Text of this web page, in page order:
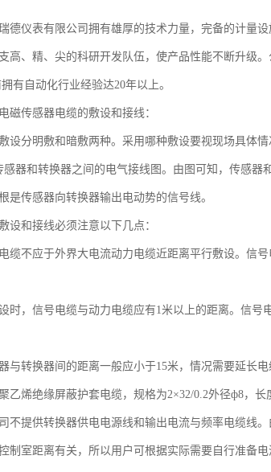
德仪表有限公司拥有雄厚的技术力量，完备的计量
高、精、尖的科研开发队伍，使产品性能不断升级
有自动化行业经验达20年以上。
磁传感器电缆的敷设和接线：
设分明敷和暗敷两种。采用哪种敷设要视现场具体情
感器和转换器之间的电气接线图。由图可知，传感
是传感器向转换器输出电动势的信号线。
设和接线必须注意以下几点：
缆不应于外界大电流动力电缆近距离平行敷设。信
时，信号电缆与动力电缆应有1米以上的距离。信号
与转换器间的距离一般应小于15米，情况需要延长
乙烯绝缘屏蔽护套电缆，规格为2×32/0.2外径ф8，长
不提供转换器供电电源线和输出电流与频率电缆线
制室距离有关，所以用户可根据实际需要自行准备电